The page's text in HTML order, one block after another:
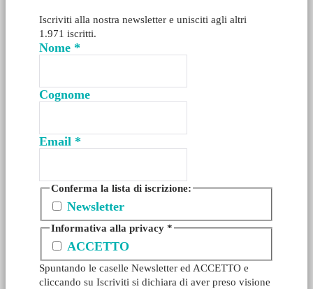
Iscriviti alla nostra newsletter e unisciti agli altri
1.971 iscritti.
Nome *
Cognome
Email *
Conferma la lista di iscrizione:
Newsletter
Informativa alla privacy*
ACCETTO
Spuntando le caselle Newsletter ed ACCETTO e
cliccando su Iscriviti si dichiara di aver preso visione